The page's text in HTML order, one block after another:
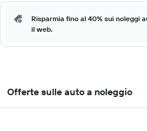
Risparmia fino al 40% sui
il web.
Offerte sulle auto a noleggio